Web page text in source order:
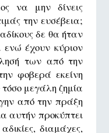
να μην δίνεις
την ευσέβεια;
δε θα ήταν
ενώ έχουν κύριον
των από την
φοβερά εκείνη
μεγάλη ζημία
από την πράξη
αυτήν προκύπτει
διαμάχες,